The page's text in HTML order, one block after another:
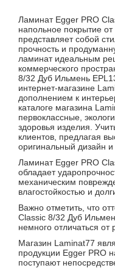
Ламинат Egger PRO
напольное покрытие
представляет собой
прочность и
ламинат идеальным
коммерческого
8/32 Дуб Ильмень
интернет-магазине
дополнением к
каталоге магазина
первоклассные,
здоровья изделия.
клиентов, предлагая
оригинальный дизайн
Ламинат Egger PRO
обладает
механическим
влагостойкостью и
Важно отметить, что
Classic 8/32 Дуб
немного отличаться от
Магазин Laminat77
продукции Egger PRO
поступают